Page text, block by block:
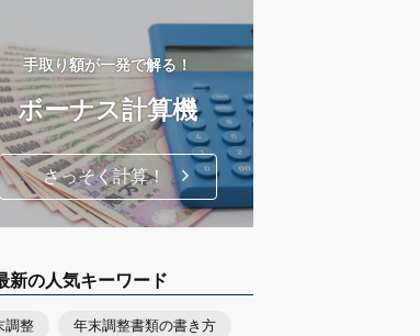
手取り額が一発で解る！
ボーナス計算機
さっそく計算！
新の人気キーワード
調整 年末調整書類の書き方